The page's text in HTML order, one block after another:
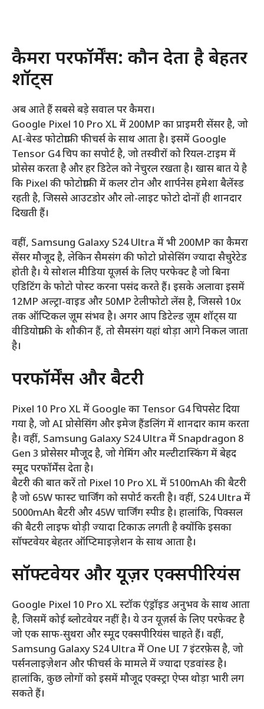
कैमरा परफॉर्मेंस: कौन देता है बेहतर
शॉट्स
अब आते हैं सबसे बड़े सवाल पर कैमरा।
Google Pixel 10 Pro XL में 200MP का प्राइमरी सेंसर है, जो
AI-बेस्ड फोटोग्राफी फीचर्स के साथ आता है। इसमें Google
Tensor G4 चिप का सपोर्ट है, जो तस्वीरों को रियल-टाइम में
प्रोसेस करता है और हर डिटेल को नेचुरल रखता है। खास बात ये है
कि Pixel की फोटोग्राफी में कलर टोन और शार्पनेस हमेशा बैलेंस्ड
रहती है, जिससे आउटडोर और लो-लाइट फोटो दोनों ही शानदार
दिखती हैं।
वहीं, Samsung Galaxy S24 Ultra में भी 200MP का कैमरा
सेंसर मौजूद है, लेकिन सैमसंग की फोटो प्रोसेसिंग ज्यादा सैचुरेटेड
होती है। ये सोशल मीडिया यूज़र्स के लिए परफेक्ट है जो बिना
एडिटिंग के फोटो पोस्ट करना पसंद करते हैं। इसके अलावा इसमें
12MP अल्ट्रा-वाइड और 50MP टेलीफोटो लेंस है, जिससे 10x
तक ऑप्टिकल ज़ूम संभव है। अगर आप डिटेल्ड ज़ूम शॉट्स या
वीडियोग्राफी के शौकीन हैं, तो सैमसंग यहां थोड़ा आगे निकल जाता
है।
परफॉर्मेंस और बैटरी
Pixel 10 Pro XL में Google का Tensor G4 चिपसेट दिया
गया है, जो AI प्रोसेसिंग और इमेज हैंडलिंग में शानदार काम करता
है। वहीं, Samsung Galaxy S24 Ultra में Snapdragon 8
Gen 3 प्रोसेसर मौजूद है, जो गेमिंग और मल्टीटास्किंग में बेहद
स्मूद परफॉर्मेंस देता है।
बैटरी की बात करें तो Pixel 10 Pro XL में 5100mAh की बैटरी
है जो 65W फास्ट चार्जिंग को सपोर्ट करती है। वहीं, S24 Ultra में
5000mAh बैटरी और 45W चार्जिंग स्पीड है। हालांकि, पिक्सल
की बैटरी लाइफ थोड़ी ज्यादा टिकाऊ लगती है क्योंकि इसका
सॉफ्टवेयर बेहतर ऑप्टिमाइज़ेशन के साथ आता है।
सॉफ्टवेयर और यूज़र एक्सपीरियंस
Google Pixel 10 Pro XL स्टॉक एंड्रॉइड अनुभव के साथ आता
है, जिसमें कोई ब्लोटवेयर नहीं है। ये उन यूज़र्स के लिए परफेक्ट है
जो एक साफ-सुथरा और स्मूद एक्सपीरियंस चाहते हैं। वहीं,
Samsung Galaxy S24 Ultra में One UI 7 इंटरफ़ेस है, जो
पर्सनलाइज़ेशन और फीचर्स के मामले में ज्यादा एडवांस्ड है।
हालांकि, कुछ लोगों को इसमें मौजूद एक्स्ट्रा ऐप्स थोड़ा भारी लग
सकते हैं।